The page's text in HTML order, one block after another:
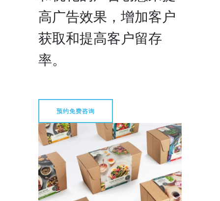
高广告效果，增加客户
获取和提高客户留存
率。
预约免费咨询